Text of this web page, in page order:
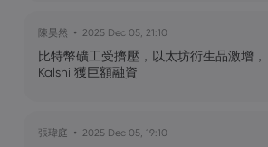
陳昊然 2025 Dec 05, 21:10
比特幣礦工受擠壓，以太坊衍生品激增，
Kalshi 獲巨額融資
張瑋庭 2025 Dec 05, 19:10